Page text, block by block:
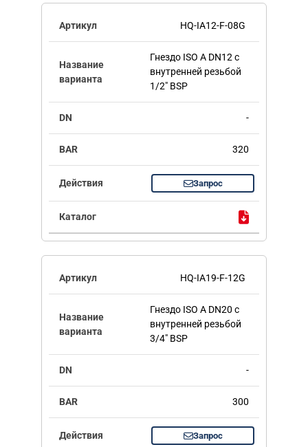
HQ-IA12-F-08G
Гнездо ISO A DN12 с
внутренней резьбой
1/2" BSP
-
320
Запрос
HQ-IA19-F-12G
Гнездо ISO A DN20 с
внутренней резьбой
3/4" BSP
-
300
Запрос